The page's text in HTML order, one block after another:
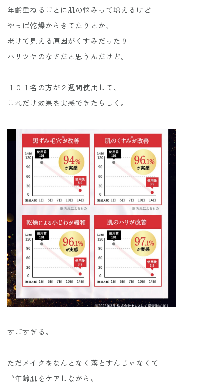
年齢重ねるごとに肌の悩みって増えるけど
やっぱ乾燥からきてたりとか、
老けて見える原因がくすみだったり
ハリツヤのなさだと思うんだけど。
１０１名の方が２週間使用して、
これだけ効果を実感できたらしく。
すごすぎる。
ただメイクをなんとなく落とすんじゃなくて
〝年齢肌をケアしながら〟